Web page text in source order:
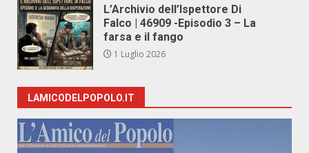
L’Archivio dell’Ispettore Di
Falco | 46909 -Episodio 3 – La
farsa e il fango
1 Luglio 2026
LAMICODELPOPOLO.IT